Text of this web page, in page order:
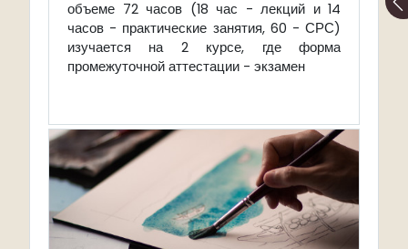
объеме 72 часов (18 час - лекций и 14
часов - практические занятия, 60 - СРС)
изучается на 2 курсе, где форма
промежуточной аттестации - экзамен